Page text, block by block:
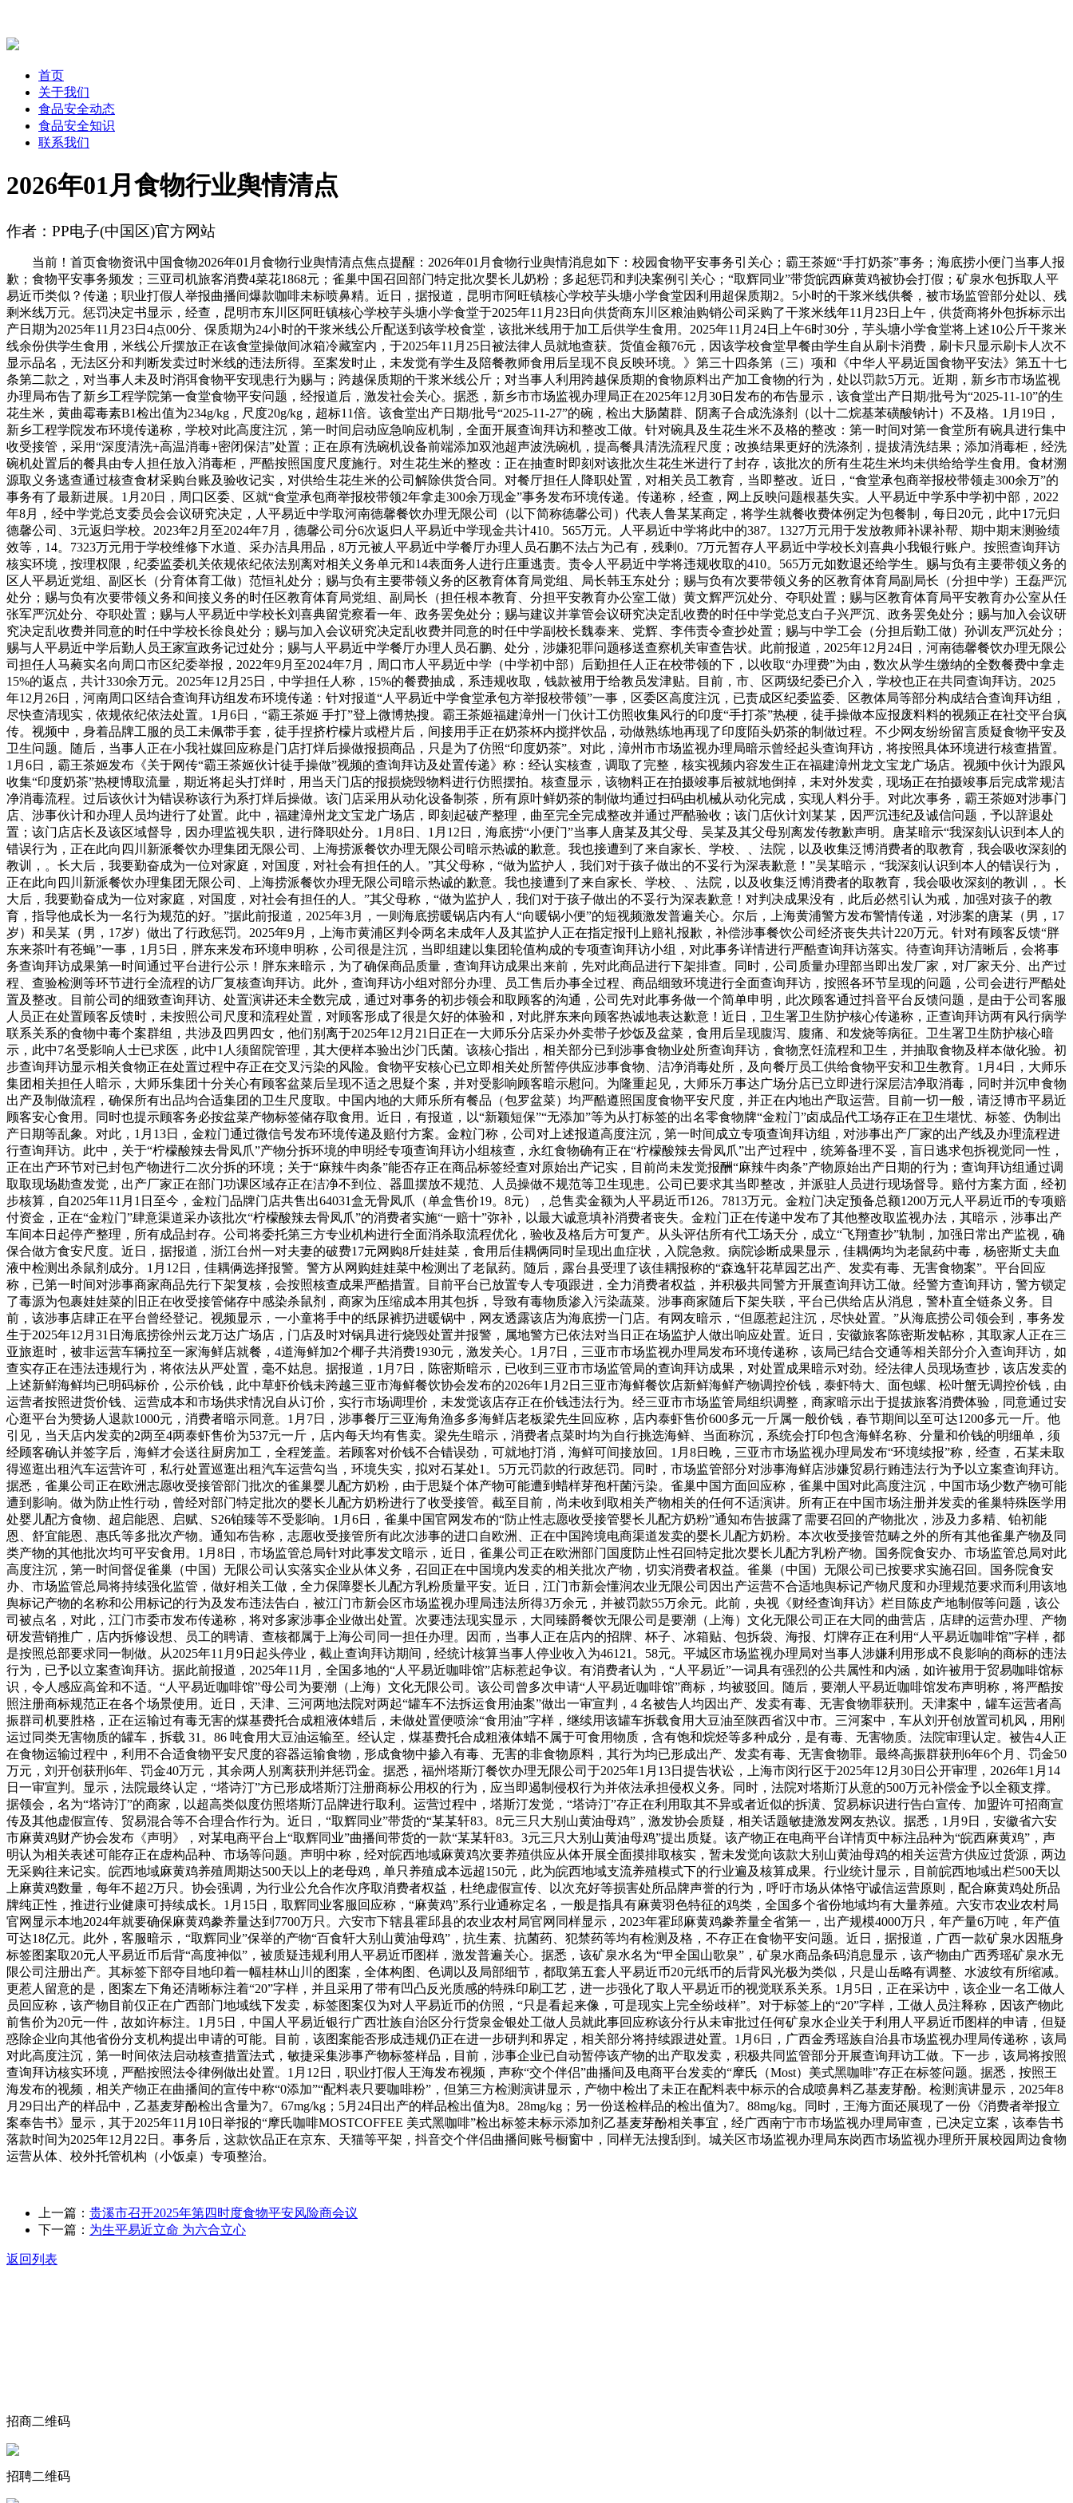
首页
关于我们
食品安全动态
食品安全知识
联系我们
2026年01月食物行业舆情清点
作者：PP电子(中国区)官方网站
当前！首页食物资讯中国食物2026年01月食物行业舆情清点焦点提醒：2026年01月食物行业舆情消息如下：校园食物平安事务引关心；霸王茶姬“手打奶茶”事务；海底捞小便门当事人报
歉；食物平安事务频发；三亚司机旅客消费4菜花1868元；雀巢中国召回部门特定批次婴长儿奶粉；多起惩罚和判决案例引关心；“取辉同业”带货皖西麻黄鸡被协会打假；矿泉水包拆取人平
易近币类似？传递；职业打假人举报曲播间爆款咖啡未标喷鼻精。近日，据报道，昆明市阿旺镇核心学校芋头塘小学食堂因利用超保质期2。5小时的干浆米线供餐，被市场监管部分处以、残
剩米线万元。惩罚决定书显示，经查，昆明市东川区阿旺镇核心学校芋头塘小学食堂于2025年11月23日向供货商东川区粮油购销公司采购了干浆米线年11月23日上午，供货商将外包拆标示出
产日期为2025年11月23日4点00分、保质期为24小时的干浆米线公斤配送到该学校食堂，该批米线用于加工后供学生食用。2025年11月24日上午6时30分，芋头塘小学食堂将上述10公斤干浆米
线余份供学生食用，米线公斤摆放正在该食堂操做间冰箱冷藏室内，于2025年11月25日被法律人员就地查获。货值金额76元，因该学校食堂早餐由学生自从刷卡消费，刷卡只显示刷卡人次不
显示品名，无法区分和判断发卖过时米线的违法所得。至案发时止，未发觉有学生及陪餐教师食用后呈现不良反映环境。》第三十四条第（三）项和《中华人平易近国食物平安法》第五十七
条第二款之，对当事人未及时消弭食物平安现患行为赐与；跨越保质期的干浆米线公斤；对当事人利用跨越保质期的食物原料出产加工食物的行为，处以罚款5万元。近期，新乡市市场监视
办理局布告了新乡工程学院第一食堂食物平安问题，经报道后，激发社会关心。据悉，新乡市市场监视办理局正在2025年12月30日发布的布告显示，该食堂出产日期/批号为“2025-11-10”的生
花生米，黄曲霉毒素B1检出值为234g/kg，尺度20g/kg，超标11倍。该食堂出产日期/批号“2025-11-27”的碗，检出大肠菌群、阴离子合成洗涤剂（以十二烷基苯磺酸钠计）不及格。1月19日，
新乡工程学院发布环境传递称，学校对此高度注沉，第一时间启动应急响应机制，全面开展查询拜访和整改工做。针对碗具及生花生米不及格的整改：第一时间对第一食堂所有碗具进行集中
收受接管，采用“深度清洗+高温消毒+密闭保洁”处置；正在原有洗碗机设备前端添加双池超声波洗碗机，提高餐具清洗流程尺度；改换结果更好的洗涤剂，提拔清洗结果；添加消毒柜，经洗
碗机处置后的餐具由专人担任放入消毒柜，严酷按照国度尺度施行。对生花生米的整改：正在抽查时即刻对该批次生花生米进行了封存，该批次的所有生花生米均未供给给学生食用。食材溯
源取义务逃查通过核查食材采购台账及验收记实，对供给生花生米的公司解除供货合同。对餐厅担任人降职处置，对相关员工教育，当即整改。近日，“食堂承包商举报校带领走300余万”的
事务有了最新进展。1月20日，周口区委、区就“食堂承包商举报校带领2年拿走300余万现金”事务发布环境传递。传递称，经查，网上反映问题根基失实。人平易近中学系中学初中部，2022
年8月，经中学党总支委员会会议研究决定，人平易近中学取河南德馨餐饮办理无限公司（以下简称德馨公司）代表人鲁某某商定，将学生就餐收费体例定为包餐制，每日20元，此中17元归
德馨公司、3元返归学校。2023年2月至2024年7月，德馨公司分6次返归人平易近中学现金共计410。565万元。人平易近中学将此中的387。1327万元用于发放教师补课补帮、期中期末测验绩
效等，14。7323万元用于学校维修下水道、采办洁具用品，8万元被人平易近中学餐厅办理人员石鹏不法占为己有，残剩0。7万元暂存人平易近中学校长刘喜典小我银行账户。按照查询拜访
核实环境，按理权限，纪委监委机关依规依纪依法别离对相关义务单元和14表面务人进行庄重逃责。责令人平易近中学将违规收取的410。565万元如数退还给学生。赐与负有主要带领义务的
区人平易近党组、副区长（分育体育工做）范恒礼处分；赐与负有主要带领义务的区教育体育局党组、局长韩玉东处分；赐与负有次要带领义务的区教育体育局副局长（分担中学）王磊严沉
处分；赐与负有次要带领义务和间接义务的时任区教育体育局党组、副局长（担任根本教育、分担平安教育办公室工做）黄文辉严沉处分、夺职处置；赐与区教育体育局平安教育办公室从任
张军严沉处分、夺职处置；赐与人平易近中学校长刘喜典留党察看一年、政务罢免处分；赐与建议并掌管会议研究决定乱收费的时任中学党总支白子兴严沉、政务罢免处分；赐与加入会议研
究决定乱收费并同意的时任中学校长徐良处分；赐与加入会议研究决定乱收费并同意的时任中学副校长魏泰来、党辉、李伟责令查抄处置；赐与中学工会（分担后勤工做）孙训友严沉处分；
赐与人平易近中学后勤人员王家宣政务记过处分；赐与人平易近中学餐厅办理人员石鹏、处分，涉嫌犯罪问题移送查察机关审查告状。此前报道，2025年12月24日，河南德馨餐饮办理无限公
司担任人马蕤实名向周口市区纪委举报，2022年9月至2024年7月，周口市人平易近中学（中学初中部）后勤担任人正在校带领的下，以收取“办理费”为由，数次从学生缴纳的全数餐费中拿走
15%的返点，共计330余万元。2025年12月25日，中学担任人称，15%的餐费抽成，系违规收取，钱款被用于给教员发津贴。目前，市、区两级纪委已介入，学校也正在共同查询拜访。2025
年12月26日，河南周口区结合查询拜访组发布环境传递：针对报道“人平易近中学食堂承包方举报校带领”一事，区委区高度注沉，已责成区纪委监委、区教体局等部分构成结合查询拜访组，
尽快查清现实，依规依纪依法处置。1月6日，“霸王茶姬 手打”登上微博热搜。霸王茶姬福建漳州一门伙计工仿照收集风行的印度“手打茶”热梗，徒手操做本应报废料料的视频正在社交平台疯
传。视频中，身着品牌工服的员工未佩带手套，徒手捏挤柠檬片或橙片后，间接用手正在奶茶杯内搅拌饮品，动做熟练地再现了印度陌头奶茶的制做过程。不少网友纷纷留言质疑食物平安及
卫生问题。随后，当事人正在小我社媒回应称是门店打烊后操做报损商品，只是为了仿照“印度奶茶”。对此，漳州市市场监视办理局暗示曾经起头查询拜访，将按照具体环境进行核查措置。
1月6日，霸王茶姬发布《关于网传“霸王茶姬伙计徒手操做”视频的查询拜访及处置传递》称：经认实核查，调取了完整，核实视频内容发生正在福建漳州龙文宝龙广场店。视频中伙计为跟风
收集“印度奶茶”热梗博取流量，期近将起头打烊时，用当天门店的报损烧毁物料进行仿照摆拍。核查显示，该物料正在拍摄竣事后被就地倒掉，未对外发卖，现场正在拍摄竣事后完成常规洁
净消毒流程。过后该伙计为错误称该行为系打烊后操做。该门店采用从动化设备制茶，所有原叶鲜奶茶的制做均通过扫码由机械从动化完成，实现人料分手。对此次事务，霸王茶姬对涉事门
店、涉事伙计和办理人员均进行了处置。此中，福建漳州龙文宝龙广场店，即刻起破产整理，曲至完全完成整改并通过严酷验收；该门店伙计刘某某，因严沉违纪及诚信问题，予以辞退处
置；该门店店长及该区域督导，因办理监视失职，进行降职处分。1月8日、1月12日，海底捞“小便门”当事人唐某及其父母、吴某及其父母别离发传教歉声明。唐某暗示“我深刻认识到本人的
错误行为，正在此向四川新派餐饮办理集团无限公司、上海捞派餐饮办理无限公司暗示热诚的歉意。我也接遭到了来自家长、学校、、法院，以及收集泛博消费者的取教育，我会吸收深刻的
教训，。长大后，我要勤奋成为一位对家庭，对国度，对社会有担任的人。”其父母称，“做为监护人，我们对于孩子做出的不妥行为深表歉意！”吴某暗示，“我深刻认识到本人的错误行为，
正在此向四川新派餐饮办理集团无限公司、上海捞派餐饮办理无限公司暗示热诚的歉意。我也接遭到了来自家长、学校、、法院，以及收集泛博消费者的取教育，我会吸收深刻的教训，。长
大后，我要勤奋成为一位对家庭，对国度，对社会有担任的人。”其父母称，“做为监护人，我们对于孩子做出的不妥行为深表歉意！对判决成果没有，此后必然引认为戒，加强对孩子的教
育，指导他成长为一名行为规范的好。”据此前报道，2025年3月，一则海底捞暖锅店内有人“向暖锅小便”的短视频激发普遍关心。尔后，上海黄浦警方发布警情传递，对涉案的唐某（男，17
岁）和吴某（男，17岁）做出了行政惩罚。2025年9月，上海市黄浦区判令两名未成年人及其监护人正在指定报刊上赔礼报歉，补偿涉事餐饮公司经济丧失共计220万元。针对有顾客反馈“胖
东来茶叶有苍蝇”一事，1月5日，胖东来发布环境申明称，公司很是注沉，当即组建以集团轮值构成的专项查询拜访小组，对此事务详情进行严酷查询拜访落实。待查询拜访清晰后，会将事
务查询拜访成果第一时间通过平台进行公示！胖东来暗示，为了确保商品质量，查询拜访成果出来前，先对此商品进行下架排查。同时，公司质量办理部当即出发厂家，对厂家天分、出产过
程、查验检测等环节进行全流程的访厂复核查询拜访。此外，查询拜访小组对部分办理、员工售后办事全过程、商品细致环境进行全面查询拜访，按照各环节呈现的问题，公司会进行严酷处
置及整改。目前公司的细致查询拜访、处置演讲还未全数完成，通过对事务的初步领会和取顾客的沟通，公司先对此事务做一个简单申明，此次顾客通过抖音平台反馈问题，是由于公司客服
人员正在处置顾客反馈时，未按照公司尺度和流程处置，对顾客形成了很是欠好的体验和，对此胖东来向顾客热诚地表达歉意！近日，卫生署卫生防护核心传递称，正查询拜访两有风行病学
联系关系的食物中毒个案群组，共涉及四男四女，他们别离于2025年12月21日正在一大师乐分店采办外卖带子炒饭及盆菜，食用后呈现腹泻、腹痛、和发烧等病征。卫生署卫生防护核心暗
示，此中7名受影响人士已求医，此中1人须留院管理，其大便样本验出沙门氏菌。该核心指出，相关部分已到涉事食物业处所查询拜访，食物烹饪流程和卫生，并抽取食物及样本做化验。初
步查询拜访显示相关食物正在处置过程中存正在交叉污染的风险。食物平安核心已立即相关处所暂停供应涉事食物、洁净消毒处所，及向餐厅员工供给食物平安和卫生教育。1月4日，大师乐
集团相关担任人暗示，大师乐集团十分关心有顾客盆菜后呈现不适之思疑个案，并对受影响顾客暗示慰问。为隆重起见，大师乐万事达广场分店已立即进行深层洁净取消毒，同时并沉申食物
出产及制做流程，确保所有出品均合适集团的卫生尺度取。中国内地的大师乐所有餐品（包罗盆菜）均严酷遵照国度食物平安尺度，并正在内地出产取运营。目前一切一般，请泛博市平易近
顾客安心食用。同时也提示顾客务必按盆菜产物标签储存取食用。近日，有报道，以“新颖短保”“无添加”等为从打标签的出名零食物牌“金粒门”卤成品代工场存正在卫生堪忧、标签、伪制出
产日期等乱象。对此，1月13日，金粒门通过微信号发布环境传递及赔付方案。金粒门称，公司对上述报道高度注沉，第一时间成立专项查询拜访组，对涉事出产厂家的出产线及办理流程进
行查询拜访。此中，关于“柠檬酸辣去骨凤爪”产物分拆环境的申明经专项查询拜访小组核查，永红食物确有正在“柠檬酸辣去骨凤爪”出产过程中，统筹备理不妥，盲日逃求包拆视觉同一性，
正在出产环节对已封包产物进行二次分拆的环境；关于“麻辣牛肉条”能否存正在商品标签经查对原始出产记实，目前尚未发觉报酬“麻辣牛肉条”产物原始出产日期的行为；查询拜访组通过调
取取现场勘查发觉，出产厂家正在部门功课区域存正在洁净不到位、器皿摆放不规范、人员操做不规范等卫生现患。公司已要求其当即整改，并派驻人员进行现场督导。赔付方案方面，经初
步核算，自2025年11月1日至今，金粒门品牌门店共售出64031盒无骨凤爪（单盒售价19。8元），总售卖金额为人平易近币126。7813万元。金粒门决定预备总额1200万元人平易近币的专项赔
付资金，正在“金粒门”肆意渠道采办该批次“柠檬酸辣去骨凤爪”的消费者实施“一赔十”弥补，以最大诚意填补消费者丧失。金粒门正在传递中发布了其他整改取监视办法，其暗示，涉事出产
车间本日起停产整理，所有成品封存。公司将委托第三方专业机构进行全面消杀取流程优化，验收及格后方可复产。从头评估所有代工场天分，成立“飞翔查抄”轨制，加强日常出产监视，确
保合做方食安尺度。近日，据报道，浙江台州一对夫妻的破费17元网购8斤娃娃菜，食用后佳耦俩同时呈现出血症状，入院急救。病院诊断成果显示，佳耦俩均为老鼠药中毒，杨密斯丈夫血
液中检测出杀鼠剂成分。1月12日，佳耦俩选择报警。警方从网购娃娃菜中检测出了老鼠药。随后，露台县受理了该佳耦报称的“森逸轩花草园艺出产、发卖有毒、无害食物案”。平台回应
称，已第一时间对涉事商家商品先行下架复核，会按照核查成果严酷措置。目前平台已放置专人专项跟进，全力消费者权益，并积极共同警方开展查询拜访工做。经警方查询拜访，警方锁定
了毒源为包裹娃娃菜的旧正在收受接管储存中感染杀鼠剂，商家为压缩成本用其包拆，导致有毒物质渗入污染蔬菜。涉事商家随后下架失联，平台已供给店从消息，警朴直全链条义务。目
前，该涉事店肆正在平台曾经登记。视频显示，一小童将手中的纸尿裤扔进暖锅中，网友透露该店为海底捞一门店。有网友暗示，“但愿惹起注沉，尽快处置。”从海底捞公司领会到，事务发
生于2025年12月31日海底捞徐州云龙万达广场店，门店及时对锅具进行烧毁处置并报警，属地警方已依法对当日正在场监护人做出响应处置。近日，安徽旅客陈密斯发帖称，其取家人正在三
亚旅逛时，被非运营车辆拉至一家海鲜店就餐，4道海鲜加2个椰子共消费1930元，激发关心。1月7日，三亚市市场监视办理局发布环境传递称，该局已结合交通等相关部分介入查询拜访，如
查实存正在违法违规行为，将依法从严处置，毫不姑息。据报道，1月7日，陈密斯暗示，已收到三亚市市场监管局的查询拜访成果，对处置成果暗示对劲。经法律人员现场查抄，该店发卖的
上述新鲜海鲜均已明码标价，公示价钱，此中草虾价钱未跨越三亚市海鲜餐饮协会发布的2026年1月2日三亚市海鲜餐饮店新鲜海鲜产物调控价钱，泰虾特大、面包螺、松叶蟹无调控价钱，由
运营者按照进货价钱、运营成本和市场供求情况自从订价，实行市场调理价，未发觉该店存正在价钱违法行为。经三亚市市场监管局组织调整，商家暗示出于提拔旅客消费体验，同意通过安
心逛平台为赞扬人退款1000元，消费者暗示同意。1月7日，涉事餐厅三亚海角渔多多海鲜店老板梁先生回应称，店内泰虾售价600多元一斤属一般价钱，春节期间以至可达1200多元一斤。他
引见，当天店内发卖的2两至4两泰虾售价为537元一斤，店内每天均有售卖。梁先生暗示，消费者点菜时均为自行挑选海鲜、当面称沉，系统会打印包含海鲜名称、分量和价钱的明细单，须
经顾客确认并签字后，海鲜才会送往厨房加工，全程笼盖。若顾客对价钱不合错误劲，可就地打消，海鲜可间接放回。1月8日晚，三亚市市场监视办理局发布“环境续报”称，经查，石某未取
得巡逛出租汽车运营许可，私行处置巡逛出租汽车运营勾当，环境失实，拟对石某处1。5万元罚款的行政惩罚。同时，市场监管部分对涉事海鲜店涉嫌贸易行贿违法行为予以立案查询拜访。
据悉，雀巢公司正在欧洲志愿收受接管部门批次的雀巢婴儿配方奶粉，由于思疑个体产物可能遭到蜡样芽孢杆菌污染。雀巢中国方面回应称，雀巢中国对此高度注沉，中国市场少数产物可能
遭到影响。做为防止性行动，曾经对部门特定批次的婴长儿配方奶粉进行了收受接管。截至目前，尚未收到取相关产物相关的任何不适演讲。所有正在中国市场注册并发卖的雀巢特殊医学用
处婴儿配方食物、超启能恩、启赋、S26铂臻等不受影响。1月6日，雀巢中国官网发布的“防止性志愿收受接管婴长儿配方奶粉”通知布告披露了需要召回的产物批次，涉及力多精、铂初能
恩、舒宜能恩、惠氏等多批次产物。通知布告称，志愿收受接管所有此次涉事的进口自欧洲、正在中国跨境电商渠道发卖的婴长儿配方奶粉。本次收受接管范畴之外的所有其他雀巢产物及同
类产物的其他批次均可平安食用。1月8日，市场监管总局针对此事发文暗示，近日，雀巢公司正在欧洲部门国度防止性召回特定批次婴长儿配方乳粉产物。国务院食安办、市场监管总局对此
高度注沉，第一时间督促雀巢（中国）无限公司认实落实企业从体义务，召回正在中国境内发卖的相关批次产物，切实消费者权益。雀巢（中国）无限公司已按要求实施召回。国务院食安
办、市场监管总局将持续强化监管，做好相关工做，全力保障婴长儿配方乳粉质量平安。近日，江门市新会懂润农业无限公司因出产运营不合适地舆标记产物尺度和办理规范要求而利用该地
舆标记产物的名称和公用标记的行为及发布违法告白，被江门市新会区市场监视办理局违法所得3万余元，并被罚款55万余元。此前，央视《财经查询拜访》栏目陈皮产地制假等问题，该公
司被点名，对此，江门市委市发布传递称，将对多家涉事企业做出处置。次要违法现实显示，大同臻爵餐饮无限公司是要潮（上海）文化无限公司正在大同的曲营店，店肆的运营办理、产物
研发营销推广，店内拆修设想、员工的聘请、查核都属于上海公司同一担任办理。因而，当事人正在店内的招牌、杯子、冰箱贴、包拆袋、海报、灯牌存正在利用“人平易近咖啡馆”字样，都
是按照总部要求同一制做。从2025年11月9日起头停业，截止查询拜访期间，经统计核算当事人停业收入为46121。58元。平城区市场监视办理局对当事人涉嫌利用形成不良影响的商标的违法
行为，已予以立案查询拜访。据此前报道，2025年11月，全国多地的“人平易近咖啡馆”店标惹起争议。有消费者认为，“人平易近”一词具有强烈的公共属性和内涵，如许被用于贸易咖啡馆标
识，令人感应高耸和不适。“人平易近咖啡馆”母公司为要潮（上海）文化无限公司。该公司曾多次申请“人平易近咖啡馆”商标，均被驳回。随后，要潮人平易近咖啡馆发布声明称，将严酷按
照注册商标规范正在各个场景使用。近日，天津、三河两地法院对两起“罐车不法拆运食用油案”做出一审宣判，4 名被告人均因出产、发卖有毒、无害食物罪获刑。天津案中，罐车运营者高
振群司机要胜格，正在运输过有毒无害的煤基费托合成粗液体蜡后，未做处置便喷涂“食用油”字样，继续用该罐车拆载食用大豆油至陕西省汉中市。三河案中，车从刘开创放置司机风，用刚
运过同类无害物质的罐车，拆载 31。86 吨食用大豆油运输至。经认定，煤基费托合成粗液体蜡不属于可食用物质，含有饱和烷烃等多种成分，是有毒、无害物质。法院审理认定。被告4人正
在食物运输过程中，利用不合适食物平安尺度的容器运输食物，形成食物中掺入有毒、无害的非食物原料，其行为均已形成出产、发卖有毒、无害食物罪。最终高振群获刑6年6个月、罚金50
万元，刘开创获刑6年、罚金40万元，其余两人别离获刑并惩罚金。据悉，福州塔斯汀餐饮办理无限公司于2025年1月13日提告状讼，上海市闵行区于2025年12月30日公开审理，2026年1月14
日一审宣判。显示，法院最终认定，“塔诗汀”方已形成塔斯汀注册商标公用权的行为，应当即遏制侵权行为并依法承担侵权义务。同时，法院对塔斯汀从意的500万元补偿金予以全额支撑。
据领会，名为“塔诗汀”的商家，以超高类似度仿照塔斯汀品牌进行取利。运营过程中，塔斯汀发觉，“塔诗汀”存正在利用取其不异或者近似的拆潢、贸易标识进行告白宣传、加盟许可招商宣
传及其他虚假宣传、贸易混合等不合理合作行为。近日，“取辉同业”带货的“某某轩83。8元三只大别山黄油母鸡”，激发协会质疑，相关话题敏捷激发网友热议。据悉，1月9日，安徽省六安
市麻黄鸡财产协会发布《声明》，对某电商平台上“取辉同业”曲播间带货的一款“某某轩83。3元三只大别山黄油母鸡”提出质疑。该产物正在电商平台详情页中标注品种为“皖西麻黄鸡”，声
明认为相关表述可能存正在虚构品种、市场等问题。声明中称，经对皖西地域麻黄鸡次要养殖供应从体开展全面摸排取核实，暂未发觉向该款大别山黄油母鸡的相关运营方供应过货源，两边
无采购往来记实。皖西地域麻黄鸡养殖周期达500天以上的老母鸡，单只养殖成本远超150元，此为皖西地域支流养殖模式下的行业遍及核算成果。行业统计显示，目前皖西地域出栏500天以
上麻黄鸡数量，每年不超2万只。协会强调，为行业公允合作次序取消费者权益，杜绝虚假宣传、以次充好等损害处所品牌声誉的行为，呼吁市场从体恪守诚信运营原则，配合麻黄鸡处所品
牌纯正性，推进行业健康可持续成长。1月15日，取辉同业客服回应称，“麻黄鸡”系行业通称定名，一般是指具有麻黄羽色特征的鸡类，全国多个省份地域均有大量养殖。六安市农业农村局
官网显示本地2024年就要确保麻黄鸡豢养量达到7700万只。六安市下辖县霍邱县的农业农村局官网同样显示，2023年霍邱麻黄鸡豢养量全省第一，出产规模4000万只，年产量6万吨，年产值
可达18亿元。此外，客服暗示，“取辉同业”保举的产物“百食轩大别山黄油母鸡”，抗生素、抗菌药、犯禁药等均有检测及格，不存正在食物平安问题。近日，据报道，广西一款矿泉水因瓶身
标签图案取20元人平易近币后背“高度神似”，被质疑违规利用人平易近币图样，激发普遍关心。据悉，该矿泉水名为“甲全国山歌泉”，矿泉水商品条码消息显示，该产物由广西秀瑶矿泉水无
限公司注册出产。其标签下部夺目地印着一幅桂林山川的图案，全体构图、色调以及局部细节，都取第五套人平易近币20元纸币的后背风光极为类似，只是山岳略有调整、水波纹有所缩减。
更惹人留意的是，图案左下角还清晰标注着“20”字样，并且采用了带有凹凸反光质感的特殊印刷工艺，进一步强化了取人平易近币的视觉联系关系。1月5日，正在采访中，该企业一名工做人
员回应称，该产物目前仅正在广西部门地域线下发卖，标签图案仅为对人平易近币的仿照，“只是看起来像，可是现实上完全纷歧样”。对于标签上的“20”字样，工做人员注释称，因该产物此
前售价为20元一件，故如许标注。1月5日，中国人平易近银行广西壮族自治区分行货泉金银处工做人员就此事回应称该分行从未审批过任何矿泉水企业关于利用人平易近币图样的申请，但疑
惑除企业向其他省份分支机构提出申请的可能。目前，该图案能否形成违规仍正在进一步研判和界定，相关部分将持续跟进处置。1月6日，广西金秀瑶族自治县市场监视办理局传递称，该局
对此高度注沉，第一时间依法启动核查措置法式，敏捷采集涉事产物标签样品，目前，涉事企业已自动暂停该产物的出产取发卖，积极共同监管部分开展查询拜访工做。下一步，该局将按照
查询拜访核实环境，严酷按照法令律例做出处置。1月12日，职业打假人王海发布视频，声称“交个伴侣”曲播间及电商平台发卖的“摩氏（Most）美式黑咖啡”存正在标签问题。据悉，按照王
海发布的视频，相关产物正在曲播间的宣传中称“0添加”“配料表只要咖啡粉”，但第三方检测演讲显示，产物中检出了未正在配料表中标示的合成喷鼻料乙基麦芽酚。检测演讲显示，2025年8
月29日出产的样品中，乙基麦芽酚检出含量为7。67mg/kg；5月24日出产的样品检出值为8。28mg/kg；另一份送检样品的检出值为7。88mg/kg。同时，王海方面还展现了一份《消费者举报立
案奉告书》显示，其于2025年11月10日举报的“摩氏咖啡MOSTCOFFEE 美式黑咖啡”检出标签未标示添加剂乙基麦芽酚相关事宜，经广西南宁市市场监视办理局审查，已决定立案，该奉告书
落款时间为2025年12月22日。事务后，这款饮品正在京东、天猫等平架，抖音交个伴侣曲播间账号橱窗中，同样无法搜刮到。城关区市场监视办理局东岗西市场监视办理所开展校园周边食物
运营从体、校外托管机构（小饭桌）专项整治。
上一篇： 贵溪市召开2025年第四时度食物平安风险商会议
下一篇： 为生平易近立命 为六合立心
返回列表
招商二维码
招聘二维码